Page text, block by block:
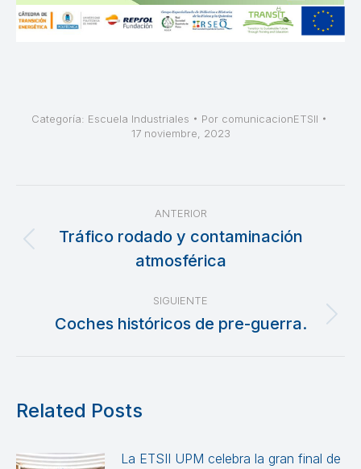
Categoría: Escuela Industriales Por comunicacionETSII
17 noviembre, 2023
Navegación
entre
publicaciones
ANTERIOR
Publicación
anterior:
Tráfico rodado y contaminación
atmosférica
SIGUIENTE
Publicación
Coches históricos de pre-guerra.
Related Posts
La ETSII UPM celebra la gran final de